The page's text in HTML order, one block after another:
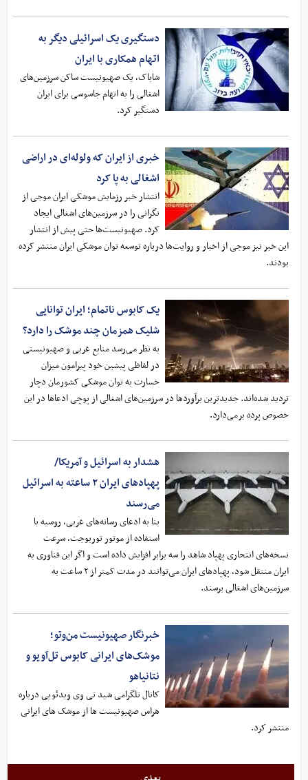
دستگیری یک اسرائیلی‌ دیگر به‌
اتهام همکاری با ایران
شاباک، یک صهیونیست ساکن سرزمین‌های
اشغالی‌ را به اتهام جاسوسی برای ایران
دستگیر کرد.
خبری از ایران که ولوله‌ای در اراضی
اشغالی به پا کرد
انتشار خبر رزمایش موشکی ایران موجی از
نگرانی را در سرزمین‌های اشغالی ایجاد
کرد. صهیونیست‌ها حتی پیش از انتشار
این خبر نیز موجی از اخبار و روایت‌ها درباره توسعه توان موشکی ایران منتشر کرده
بودند.
یک کابوس ناتمام؛ ایران توانایی
شلیک همزمان چند موشک را دارد؟
به نظر می‌رسد منابع غربی و صهیونیستی
در لفاظی پیشین خود پیرامون میزان
خسارت به توان موشکی کشورمان دچار
تردید شده‌اند. جدیدترین برآوردها در سرزمین‌های اشغالی از پوچی ادعاها در این
خصوص پرده برمی‌دارد.
هشدار به اسرائیل و آمریکا/
پهپادهای ایران ۲ ساعته به اسرائیل
می‌رسند
بنا به ادعای رسانه‌های غربی، روسیه با
استفاده از موتور توربوجت، سرعت
نسخه‌های انتحاری پهپاد شاهد را سه برابر افزایش داده است و اگر این فناوری به
ایران منتقل شود، پهپادهای ایران می‌توانند در مدت کمتر از ۲ ساعت به
سرزمین‌های اشغالی برسند.
خبرنگار صهیونیست من‌وتو؛
موشک‌های ایرانی کابوس تل‌آویو و
نتانیاهو
کانال تلگرامی شید تی وی ویدئویی درباره
هراس صهیونیست ها از موشک های ایرانی
منتشر کرد.